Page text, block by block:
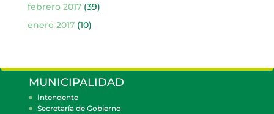
febrero 2017(39)
enero 2017(10)
MUNICIPALIDAD
Intendente
Secretaría de Gobierno